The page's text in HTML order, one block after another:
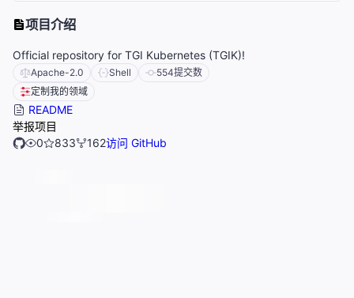
项目介绍
Official repository for TGI Kubernetes (TGIK)!
Apache-2.0 Shell 554提交数
定制我的领域
README
举报项目
0
833 162访问 GitHub